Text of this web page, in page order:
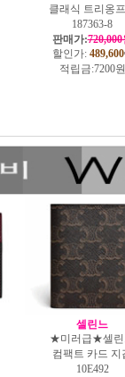
클래식 트리옹
187363-8
판매가:720,000
할인가: 489,600
적립금:7200원
셀린느
★미러급★셀린
컴팩트 카드 지
10E492